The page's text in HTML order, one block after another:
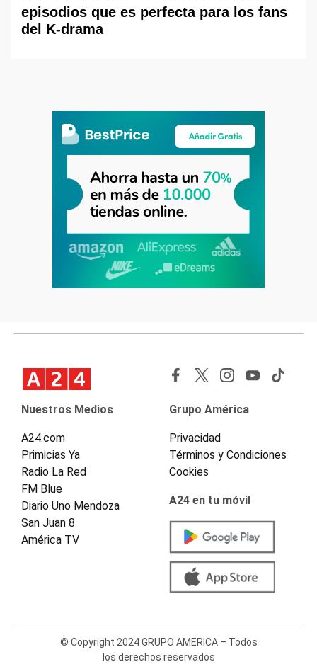
episodios que es perfecta para los fans
del K-drama
Nuestros Medios
A24.com
Primicias Ya
Radio La Red
FM Blue
Diario Uno Mendoza
San Juan 8
América TV
Grupo América
Privacidad
Términos y Condiciones
Cookies
A24 en tu móvil
© Copyright 2024 GRUPO AMERICA – Todos
los derechos reservados